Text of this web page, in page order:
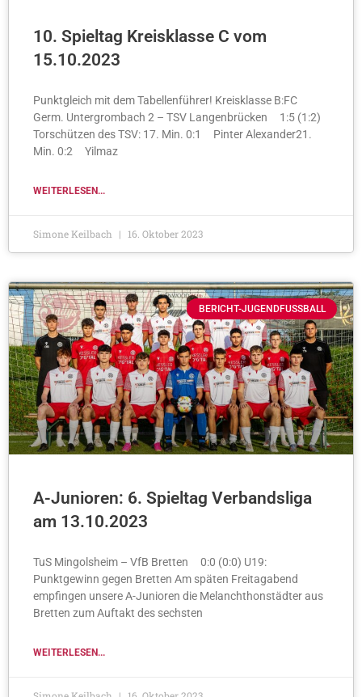
10. Spieltag Kreisklasse C vom
15.10.2023
Punktgleich mit dem Tabellenführer! Kreisklasse B:FC
Germ. Untergrombach 2 – TSV Langenbrücken 1:5 (1:2)
Torschützen des TSV: 17. Min. 0:1 Pinter Alexander21.
Min. 0:2 Yilmaz
WEITERLESEN...
Simone Keilbach 16. Oktober 2023
BERICHT-JUGENDFUSSBALL
A-Junioren: 6. Spieltag Verbandsliga
am 13.10.2023
TuS Mingolsheim – VfB Bretten 0:0 (0:0) U19:
Punktgewinn gegen Bretten Am späten Freitagabend
empfingen unsere A-Junioren die Melanchthonstädter aus
Bretten zum Auftakt des sechsten
WEITERLESEN...